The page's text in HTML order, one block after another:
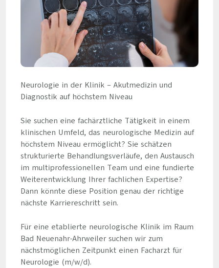
Neurologie in der Klinik – Akutmedizin und
Diagnostik auf höchstem Niveau
Sie suchen eine fachärztliche Tätigkeit in einem
klinischen Umfeld, das neurologische Medizin auf
höchstem Niveau ermöglicht? Sie schätzen
strukturierte Behandlungsverläufe, den Austausch
im multiprofessionellen Team und eine fundierte
Weiterentwicklung Ihrer fachlichen Expertise?
Dann könnte diese Position genau der richtige
nächste Karriereschritt sein.
Für eine etablierte neurologische Klinik im Raum
Bad Neuenahr-Ahrweiler suchen wir zum
nächstmöglichen Zeitpunkt einen Facharzt für
Neurologie (m/w/d).